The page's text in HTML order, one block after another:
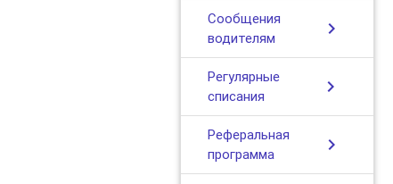
Сообщения
водителям
chevron_right
Регулярные
списания
chevron_right
Реферальная
программа
chevron_right